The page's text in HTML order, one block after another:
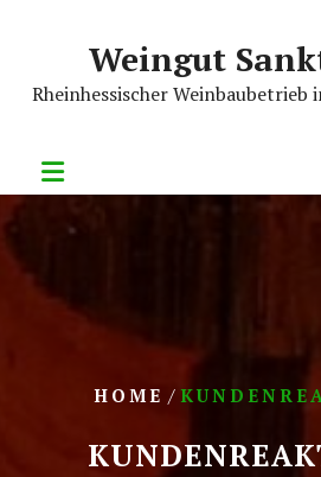
Weingut
Rheinhessischer Weinbaubetrieb
HOME /